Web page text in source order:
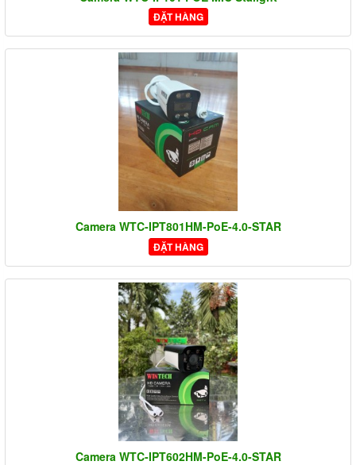
ĐẶT HÀNG
Camera WTC-IPT801HM-PoE-4.0-STAR
ĐẶT HÀNG
Camera WTC-IPT602HM-PoE-4.0-STAR